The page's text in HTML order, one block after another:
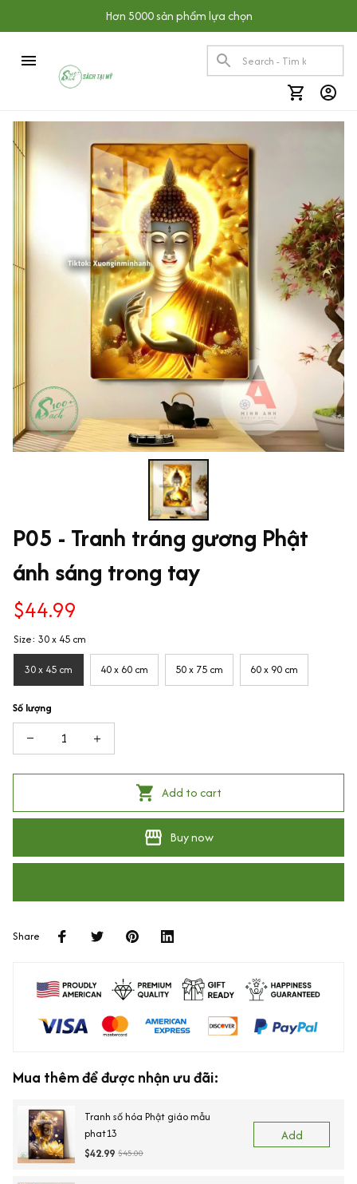
Hơn 5000 sản phẩm lựa chọn
P05 - Tranh tráng gương Phật
ánh sáng trong tay
$44.99
Size: 30 x 45 cm
30 x 45 cm 40 x 60 cm 50 x 75 cm 60 x 90 cm
Số lượng
Add to cart
Buy now
Share
Mua thêm để được nhận ưu đãi:
Tranh số hóa Phật giáo mẫu
phat13
$42.99 $45.00
Add